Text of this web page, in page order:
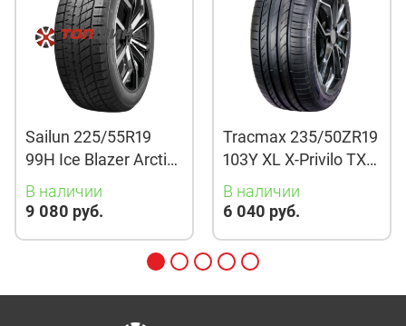
Sailun 225/55R19
99H Ice Blazer Arctic
Evo TL
В наличии
9 080 руб.
Tracmax 235/50ZR19
103Y XL X-Privilo TX3
TL
В наличии
6 040 руб.